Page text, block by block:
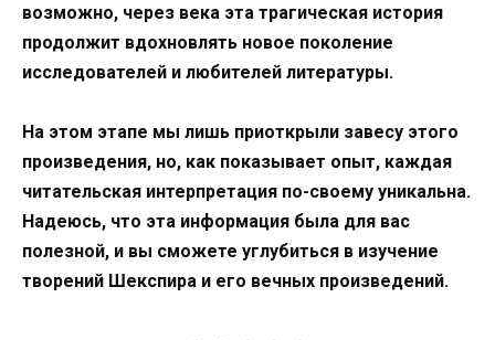
возможно, через века эта трагическая история
продолжит вдохновлять новое поколение
исследователей и любителей литературы.
На этом этапе мы лишь приоткрыли завесу этого
произведения, но, как показывает опыт, каждая
читательская интерпретация по-своему уникальна.
Надеюсь, что эта информация была для вас
полезной, и вы сможете углубиться в изучение
творений Шекспира и его вечных произведений.